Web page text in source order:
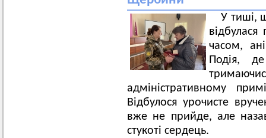
У тиші,
часом,
Подія,
адміністративному
Відбулося урочисте
вже не прийде, але
стукоті сердець.